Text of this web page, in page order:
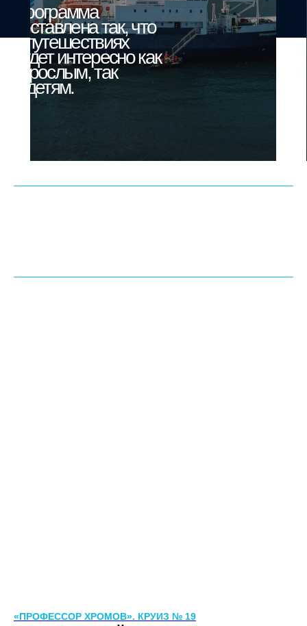
Программа
составлена так, что
в путешествиях
будет интересно как
взрослым, так
и детям.
«ПРОФЕССОР ХРОМОВ». КРУИЗ № 19